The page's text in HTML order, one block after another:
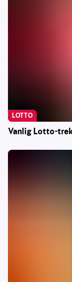
Vanlig Lotto-
LOTTO